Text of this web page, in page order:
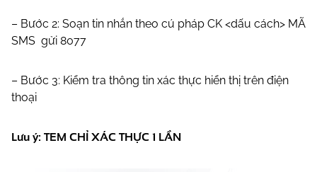
– Bước 2: Soạn tin nhắn theo cú pháp CK <dấu cách> MÃ
SMS gửi 8077
– Bước 3: Kiểm tra thông tin xác thực hiển thị trên điện
thoại
Lưu ý: TEM CHỈ XÁC THỰC 1 LẦN